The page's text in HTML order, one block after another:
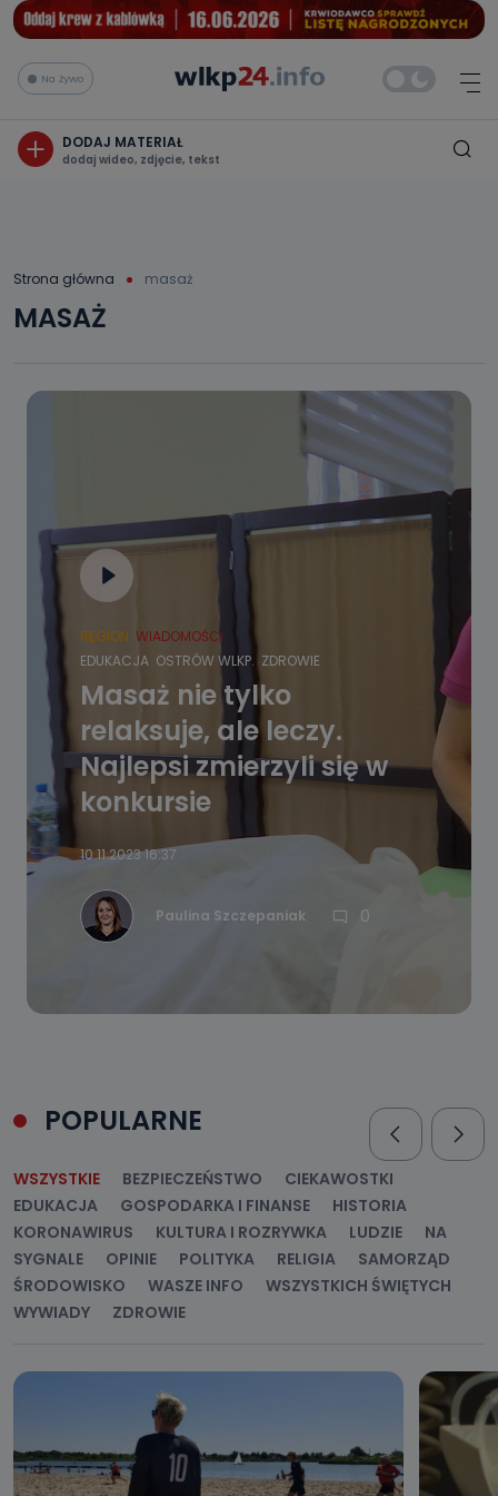
Na żywo
DODAJ MATERIAŁ
dodaj wideo, zdjęcie, tekst
Strona główna masaż
MASAŻ
REGION WIADOMOŚCI
EDUKACJA OSTRÓW WLKP. ZDROWIE
Masaż nie tylko
relaksuje, ale leczy.
Najlepsi zmierzyli się w
konkursie
10.11.2023 16:37
Paulina Szczepaniak 0
POPULARNE
WSZYSTKIE BEZPIECZEŃSTWO
CIEKAWOSTKI
EDUKACJA
GOSPODARKA I FINANSE
HISTORIA
KORONAWIRUS
KULTURA I ROZRYWKA LUDZIE
NA
SYGNALE
OPINIE POLITYKA RELIGIA
SAMORZĄD
ŚRODOWISKO
WASZE INFO
WSZYSTKICH ŚWIĘTYCH
WYWIADY
ZDROWIE